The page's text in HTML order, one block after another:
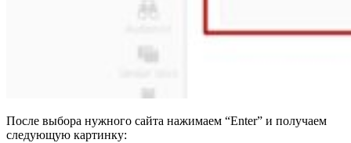
После выбора нужного сайта нажимаем “Enter” и получаем
следующую картинку: